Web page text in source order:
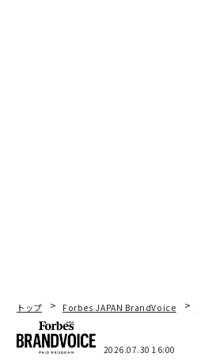
トップ Forbes JAPAN BrandVoice
2026.07.30 16:00